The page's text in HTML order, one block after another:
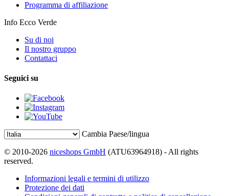
Programma di affiliazione
Info Ecco Verde
Su di noi
Il nostro gruppo
Contattaci
Seguici su
Cambia Paese/lingua
© 2010-2026 niceshops GmbH (ATU63964918) - All rights
reserved.
Informazioni legali e termini di utilizzo
Protezione dei dati